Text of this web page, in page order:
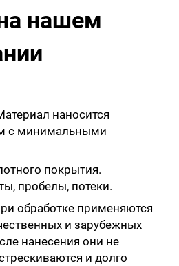
нашем
наносится
с минимальными
покрытия.
пробелы, потеки.
обработке применяются
и зарубежных
нанесения они не
и долго